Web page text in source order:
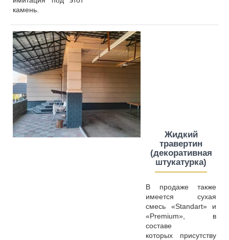
камень.
Жидкий
травертин
(декоративная
штукатурка)
——————
В продаже также
имеется сухая
смесь «Standart» и
«Premium», в
составе
которых присутству